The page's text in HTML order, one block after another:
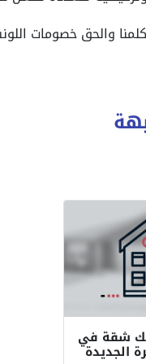
والحق خصومات
امتلك شقة في
الجديدة